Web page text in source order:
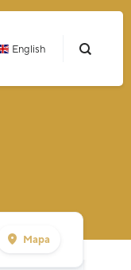
English
Mapa